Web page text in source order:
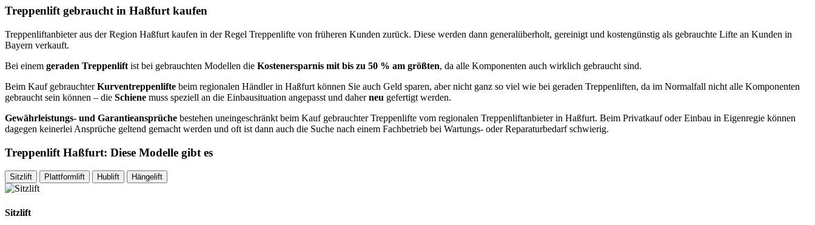
Treppenlift gebraucht in Haßfurt kaufen
Treppenliftanbieter aus der Region Haßfurt kaufen in der Regel Treppenlifte von früheren Kunden zurück. Diese werden dann generalüberholt, gereinigt und kostengünstig als gebrauchte Lifte an Kunden in
Bayern verkauft.
Bei einem geraden Treppenlift ist bei gebrauchten Modellen die Kostenersparnis mit bis zu 50 % am größten, da alle Komponenten auch wirklich gebraucht sind.
Beim Kauf gebrauchterKurventreppenlifte beim regionalen Händler in Haßfurt können Sie auch Geld sparen, aber nicht ganz so viel wie bei geraden Treppenliften, da im Normalfall nicht alle Komponenten
gebraucht sein können – die Schiene muss speziell an die Einbausituation angepasst und daherneu gefertigt werden.
Gewährleistungs- und Garantieansprüche bestehen uneingeschränkt beim Kauf gebrauchter Treppenlifte vom regionalen Treppenliftanbieter in Haßfurt. Beim Privatkauf oder Einbau in Eigenregie können
dagegen keinerlei Ansprüche geltend gemacht werden und oft ist dann auch die Suche nach einem Fachbetrieb bei Wartungs- oder Reparaturbedarf schwierig.
Treppenlift Haßfurt: Diese Modelle gibt es
Sitzlift Plattformlift Hublift Hängelift
Sitzlift